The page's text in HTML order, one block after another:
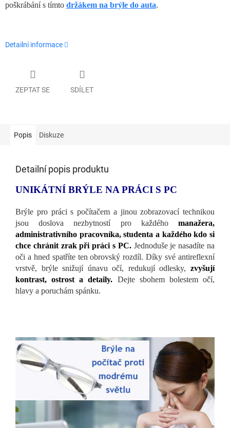
poškrábání s tímto držákem na brýle do auta.
Detailní informace
ZEPTAT SE SDÍLET
Popis Diskuze
Detailní popis produktu
UNIKÁTNÍ BRÝLE NA PRÁCI S PC
Brýle pro práci s počítačem a jinou zobrazovací technikou
jsou doslova nezbytností pro každého manažera,
administrativního pracovníka, studenta a každého kdo si
chce chránit zrak při práci s PC.Jednoduše je nasadíte na
oči a hned spatříte ten obrovský rozdíl. Díky své antireflexní
vrstvě, brýle snižují únavu očí, redukují odlesky, zvyšují
kontrast, ostrost a detaily. Dejte sbohem bolestem očí,
hlavy a poruchám spánku.